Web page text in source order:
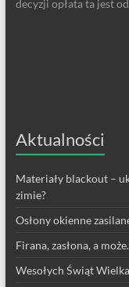
decyzji opłata ta jest
Aktualności
Materiały blackout –
zimie?
Osłony okienne
Firana, zasłona, a
Wesołych Świąt